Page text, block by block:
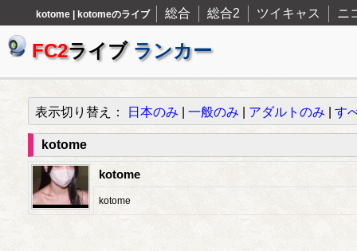
kotome | kotomeのライブ 総合 総合2 ツイキャス ニ
FC2ライブ ランカー
表示切り替え： 日本のみ 一般のみ アダルトのみ す
kotome
kotome
kotome